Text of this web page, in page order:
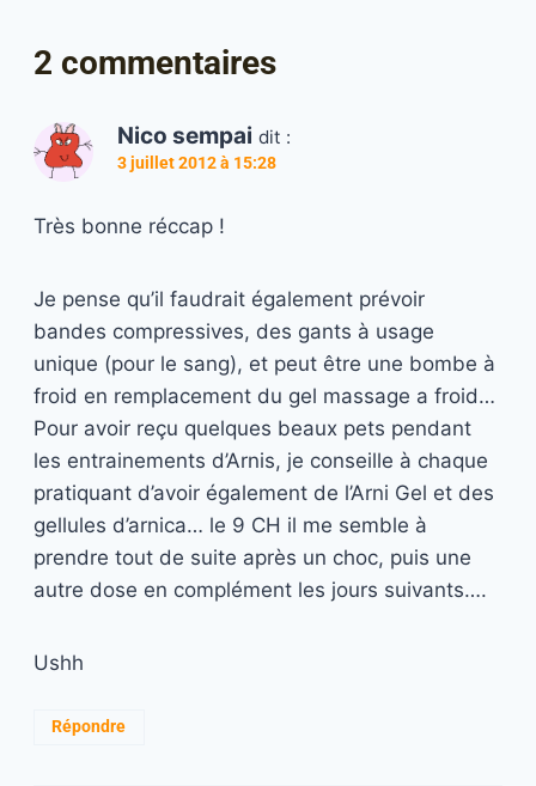
2 commentaires
Nico sempai dit :
3 juillet 2012 à 15:28
Très bonne réccap !
Je pense qu’il faudrait également prévoir
bandes compressives, des gants à usage
unique (pour le sang), et peut être une bombe à
froid en remplacement du gel massage a froid…
Pour avoir reçu quelques beaux pets pendant
les entrainements d’Arnis, je conseille à chaque
pratiquant d’avoir également de l’Arni Gel et des
gellules d’arnica… le 9 CH il me semble à
prendre tout de suite après un choc, puis une
autre dose en complément les jours suivants….
Ushh
Répondre